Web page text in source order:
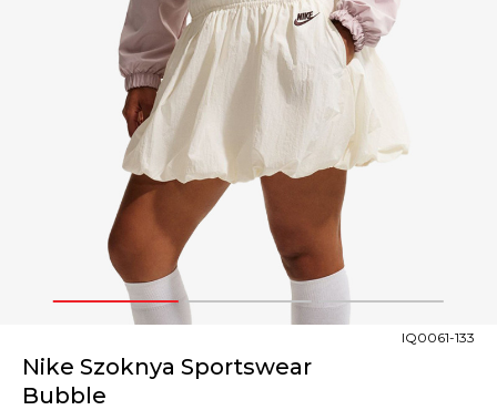
1 2 3
Nike Szoknya Sportswear
Bubble
IQ0061-133